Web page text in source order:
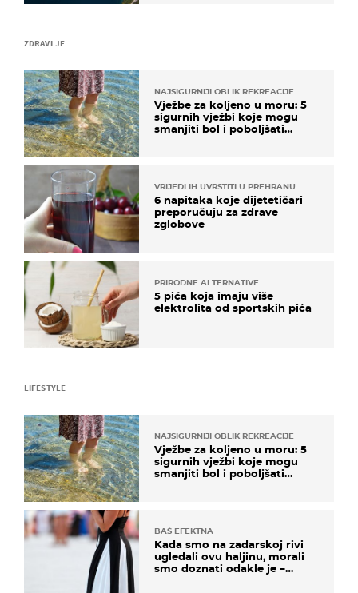
ZDRAVLJE
NAJSIGURNIJI OBLIK REKREACIJE
Vježbe za koljeno u moru: 5
sigurnih vježbi koje mogu
smanjiti bol i poboljšati
VRIJEDI IH UVRSTITI U PREHRANU
6 napitaka koje dijetetičari
preporučuju za zdrave
zglobove
PRIRODNE ALTERNATIVE
5 pića koja imaju više
elektrolita od sportskih pića
LIFESTYLE
NAJSIGURNIJI OBLIK REKREACIJE
Vježbe za koljeno u moru: 5
sigurnih vježbi koje mogu
smanjiti bol i poboljšati
BAŠ EFEKTNA
Kada smo na zadarskoj rivi
ugledali ovu haljinu, morali
smo doznati odakle je –